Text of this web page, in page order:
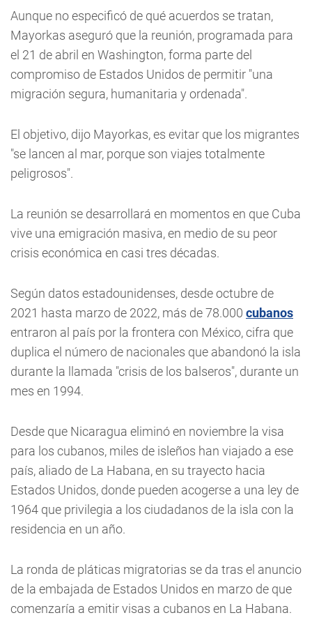
Aunque no especificó de qué acuerdos se tratan,
Mayorkas aseguró que la reunión, programada para
el 21 de abril en Washington, forma parte del
compromiso de Estados Unidos de permitir "una
migración segura, humanitaria y ordenada".
El objetivo, dijo Mayorkas, es evitar que los migrantes
"se lancen al mar, porque son viajes totalmente
peligrosos".
La reunión se desarrollará en momentos en que Cuba
vive una emigración masiva, en medio de su peor
crisis económica en casi tres décadas.
Según datos estadounidenses, desde octubre de
2021 hasta marzo de 2022, más de 78.000 cubanos
entraron al país por la frontera con México, cifra que
duplica el número de nacionales que abandonó la isla
durante la llamada "crisis de los balseros", durante un
mes en 1994.
Desde que Nicaragua eliminó en noviembre la visa
para los cubanos, miles de isleños han viajado a ese
país, aliado de La Habana, en su trayecto hacia
Estados Unidos, donde pueden acogerse a una ley de
1964 que privilegia a los ciudadanos de la isla con la
residencia en un año.
La ronda de pláticas migratorias se da tras el anuncio
de la embajada de Estados Unidos en marzo de que
comenzaría a emitir visas a cubanos en La Habana.